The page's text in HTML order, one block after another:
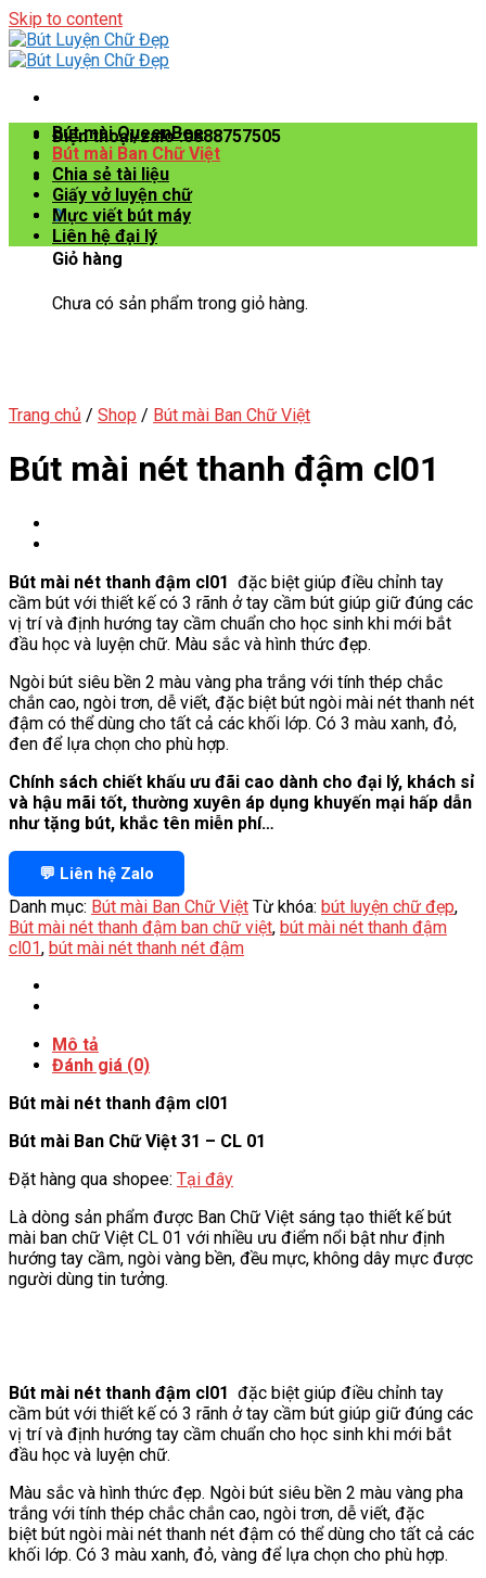
Skip to content
Điện thoại/zalo :0888757505
0
Giỏ hàng
Chưa có sản phẩm trong giỏ hàng.
Bút mài QueenBee
Bút mài Ban Chữ Việt
Chia sẻ tài liệu
Giấy vở luyện chữ
Mực viết bút máy
Liên hệ đại lý
Trang chủ / Shop / Bút mài Ban Chữ Việt
Bút mài nét thanh đậm cl01
Bút mài nét thanh đậm cl01 đặc biệt giúp điều chỉnh tay
cầm bút với thiết kế có 3 rãnh ở tay cầm bút giúp giữ đúng các
vị trí và định hướng tay cầm chuẩn cho học sinh khi mới bắt
đầu học và luyện chữ. Màu sắc và hình thức đẹp.
Ngòi bút siêu bền 2 màu vàng pha trắng với tính thép chắc
chắn cao, ngòi trơn, dễ viết, đặc biệt bút ngòi mài nét thanh nét
đậm có thể dùng cho tất cả các khối lớp. Có 3 màu xanh, đỏ,
đen để lựa chọn cho phù hợp.
Chính sách chiết khấu ưu đãi cao dành cho đại lý, khách sỉ
và hậu mãi tốt, thường xuyên áp dụng khuyến mại hấp dẫn
như tặng bút, khắc tên miễn phí…
💬 Liên hệ Zalo
Danh mục: Bút mài Ban Chữ Việt Từ khóa: bút luyện chữ đẹp,
Bút mài nét thanh đậm ban chữ việt, bút mài nét thanh đậm
cl01, bút mài nét thanh nét đậm
Mô tả
Đánh giá (0)
Bút mài nét thanh đậm cl01
Bút mài Ban Chữ Việt 31 – CL 01
Đặt hàng qua shopee: Tại đây
Là dòng sản phẩm được Ban Chữ Việt sáng tạo thiết kế bút
mài ban chữ Việt CL 01 với nhiều ưu điểm nổi bật như định
hướng tay cầm, ngòi vàng bền, đều mực, không dây mực được
người dùng tin tưởng.
Bút mài nét thanh đậm cl01 đặc biệt giúp điều chỉnh tay
cầm bút với thiết kế có 3 rãnh ở tay cầm bút giúp giữ đúng các
vị trí và định hướng tay cầm chuẩn cho học sinh khi mới bắt
đầu học và luyện chữ.
Màu sắc và hình thức đẹp. Ngòi bút siêu bền 2 màu vàng pha
trắng với tính thép chắc chắn cao, ngòi trơn, dễ viết, đặc
biệt bút ngòi mài nét thanh nét đậm có thể dùng cho tất cả các
khối lớp. Có 3 màu xanh, đỏ, vàng để lựa chọn cho phù hợp.